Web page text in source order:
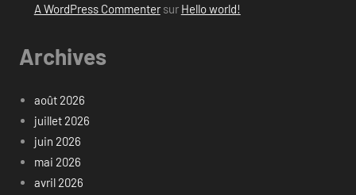
A WordPress Commentersur Hello world!
Archives
août 2026
juillet 2026
juin 2026
mai 2026
avril 2026